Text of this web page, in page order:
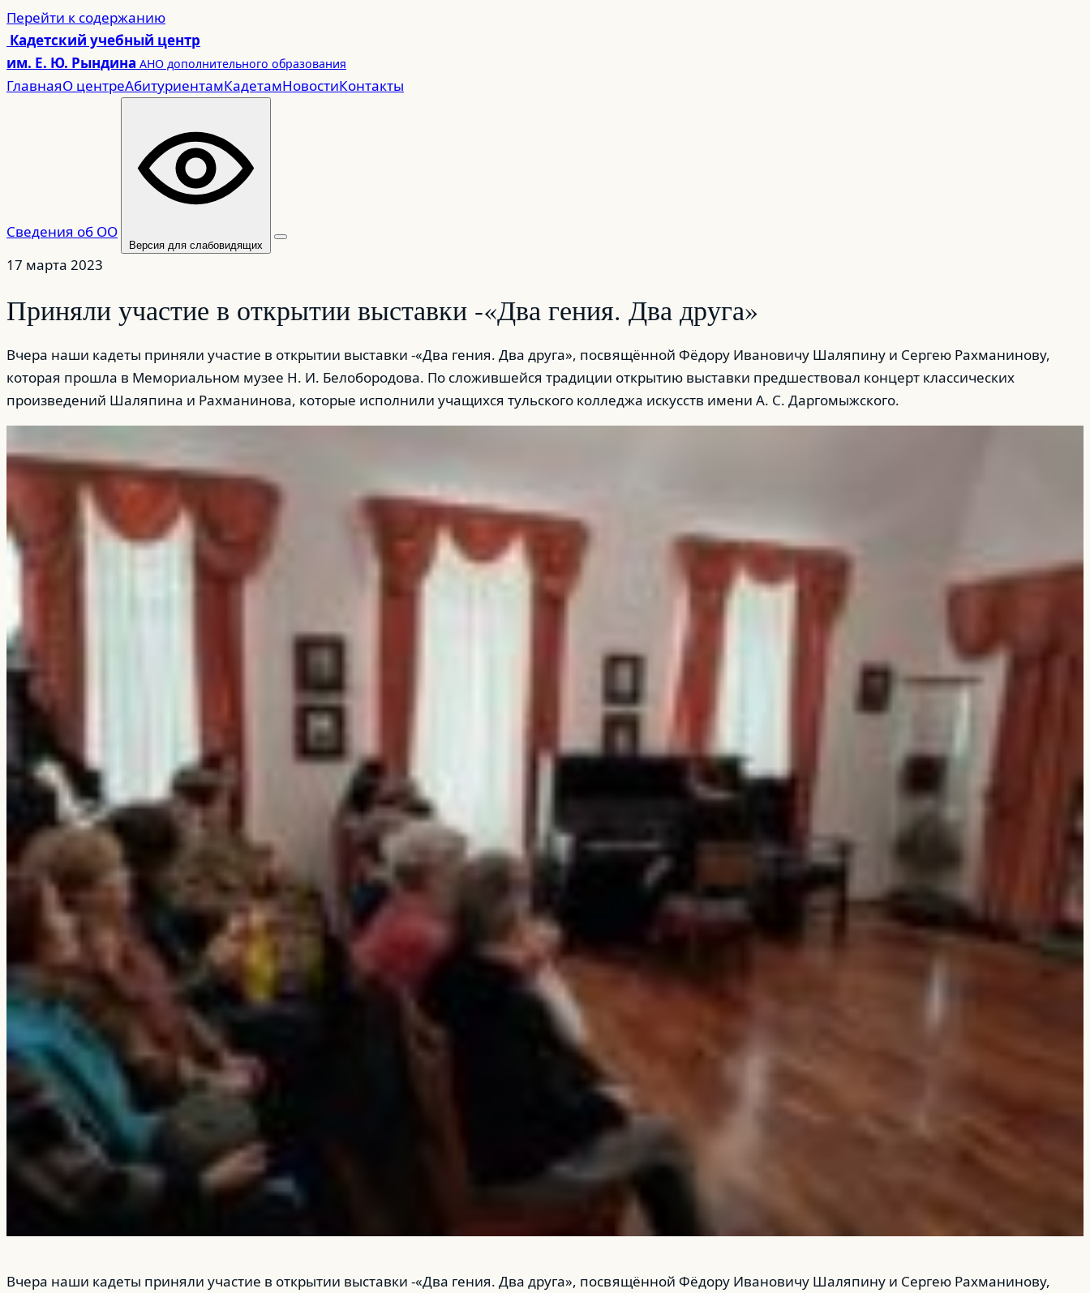
Перейти
к
содержимому
Перейти к содержанию
Кадетский учебный центр
им. Е. Ю. Рындина АНО дополнительного образования
ГлавнаяО центреАбитуриентамКадетамНовостиКонтакты
Сведения об ОО
Версия для слабовидящих
17 марта 2023
Приняли участие в открытии выставки -«Два гения. Два друга»
Вчера наши кадеты приняли участие в открытии выставки -«Два гения. Два друга», посвящённой Фёдору Ивановичу Шаляпину и Сергею Рахманинову,
которая прошла в Мемориальном музее Н. И. Белобородова. По сложившейся традиции открытию выставки предшествовал концерт классических
произведений Шаляпина и Рахманинова, которые исполнили учащихся тульского колледжа искусств имени А. С. Даргомыжского.
Вчера наши кадеты приняли участие в открытии выставки -«Два гения. Два друга», посвящённой Фёдору Ивановичу Шаляпину и Сергею Рахманинову,